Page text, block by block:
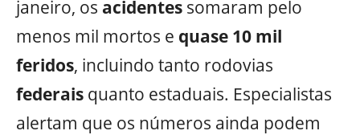
janeiro, os acidentes somaram pelo
menos mil mortos e quase 10 mil
feridos, incluindo tanto rodovias
federais quanto estaduais. Especialistas
alertam que os números ainda podem